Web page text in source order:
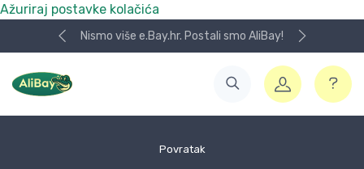
Ažuriraj postavke kolačića
Nismo više e.Bay.hr. Postali smo AliBay!
Povratak